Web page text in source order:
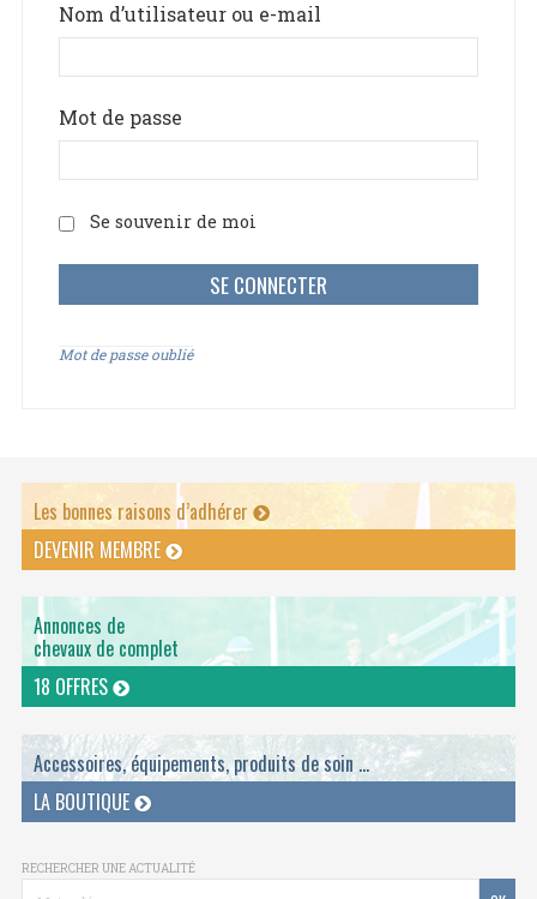
Nom d’utilisateur ou e-mail
Mot de passe
Se souvenir de moi
Mot de passe oublié
Les bonnes raisons d’adhérer
DEVENIR MEMBRE
Annonces de
chevaux de complet
18 OFFRES
Accessoires, équipements, produits de soin ...
LA BOUTIQUE
RECHERCHER UNE ACTUALITÉ